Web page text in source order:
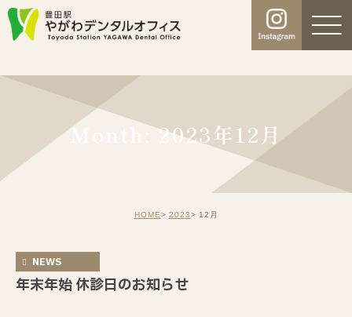
Month: 2023年12月
HOME 2023 12月
NEWS
年末年始 休診日のお知らせ